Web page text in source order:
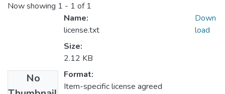
Now showing 1 - 1 of 1
No
Name:
license.txt
Size:
2.12 KB
Format:
Item-specific license agreed
Down
load